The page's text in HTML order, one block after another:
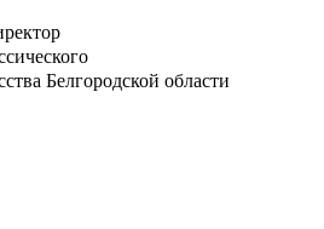
Белгородской области